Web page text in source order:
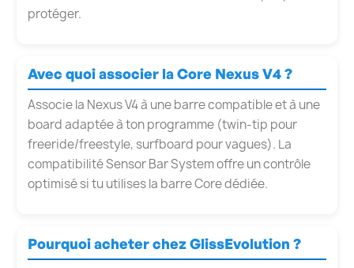
protéger.
Avec quoi associer la Core Nexus V4 ?
Associe la Nexus V4 à une barre compatible et à une
board adaptée à ton programme (twin-tip pour
freeride/freestyle, surfboard pour vagues). La
compatibilité Sensor Bar System offre un contrôle
optimisé si tu utilises la barre Core dédiée.
Pourquoi acheter chez GlissEvolution ?